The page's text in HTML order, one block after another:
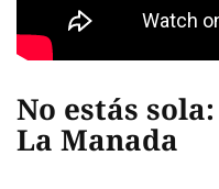
No estás
La Manada